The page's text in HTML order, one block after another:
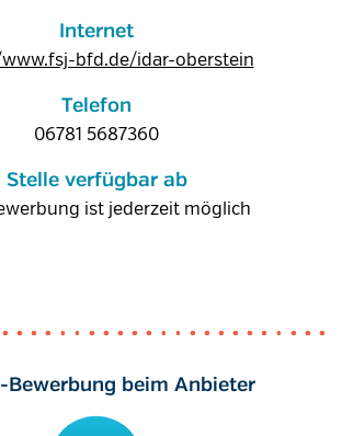
Internet
bfd.de/idar-oberstein
Telefon
06781 5687360
Stelle verfügbar ab
ist jederzeit möglich
Bewerbung beim Anbieter